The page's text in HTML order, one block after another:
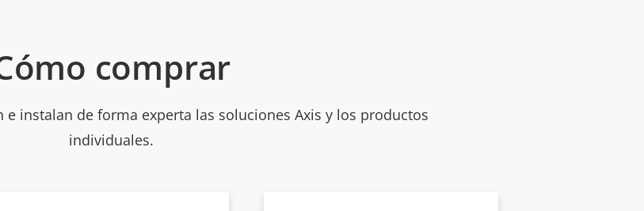
comprar
instalan de forma experta las soluciones Axis y los productos
individuales.